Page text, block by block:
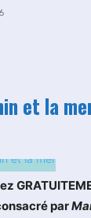
et la
par